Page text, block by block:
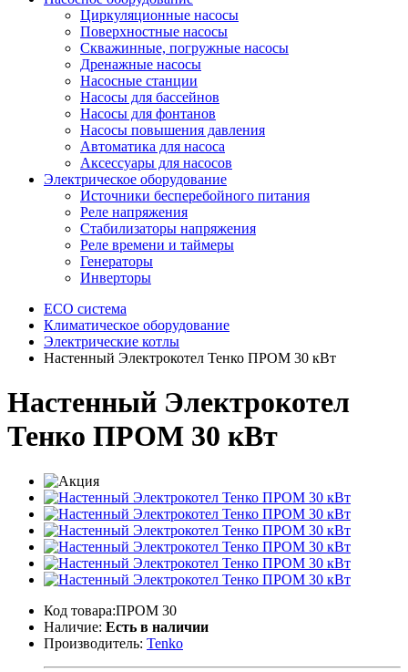
Циркуляционные насосы
Поверхностные насосы
Скважинные, погружные насосы
Дренажные насосы
Насосные станции
Насосы для бассейнов
Насосы для фонтанов
Насосы повышения давления
Автоматика для насоса
Аксессуары для насосов
Электрическое оборудование
Источники бесперебойного питания
Реле напряжения
Стабилизаторы напряжения
Реле времени и таймеры
Генераторы
Инверторы
ECO система
Климатическое оборудование
Электрические котлы
Настенный Электрокотел Тенко ПРОМ 30 кВт
Настенный Электрокотел
Тенко ПРОМ 30 кВт
Код товара:ПРОМ 30
Наличие: Есть в наличии
Производитель: Tenko